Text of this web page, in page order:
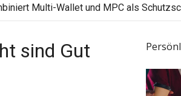
Multi-Wallet und MPC als
sind Gut